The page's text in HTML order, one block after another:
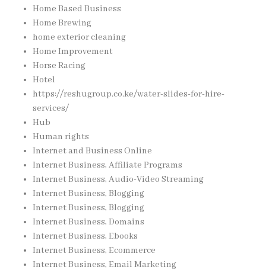
Home Based Business
Home Brewing
home exterior cleaning
Home Improvement
Horse Racing
Hotel
https://reshugroup.co.ke/water-slides-for-hire-
services/
Hub
Human rights
Internet and Business Online
Internet Business, Affiliate Programs
Internet Business, Audio-Video Streaming
Internet Business, Blogging
Internet Business, Blogging
Internet Business, Domains
Internet Business, Ebooks
Internet Business, Ecommerce
Internet Business, Email Marketing